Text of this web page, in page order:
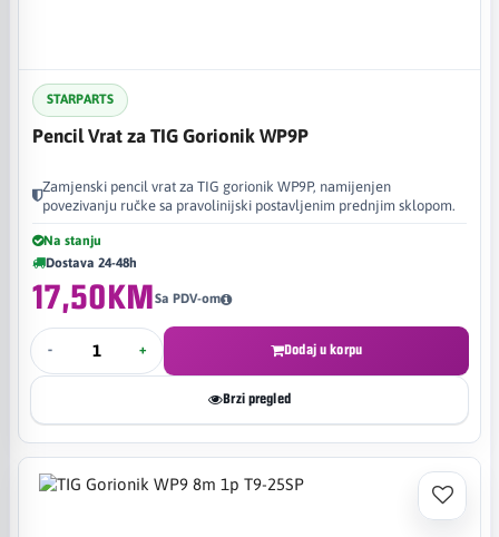
STARPARTS
Pencil Vrat za TIG Gorionik WP9P
Zamjenski pencil vrat za TIG gorionik WP9P, namijenjen
povezivanju ručke sa pravolinijski postavljenim prednjim sklopom.
Na stanju
Dostava 24-48h
17,50KMSa PDV-om
- + Dodaj u korpu
Brzi pregled